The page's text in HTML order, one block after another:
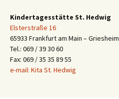
Kindertagesstätte St. Hedwig
Elsterstraße 16
65933 Frankfurt am Main – Griesheim
Tel.: 069 / 39 30 60
Fax: 069 / 35 35 89 55
e-mail: Kita St. Hedwig